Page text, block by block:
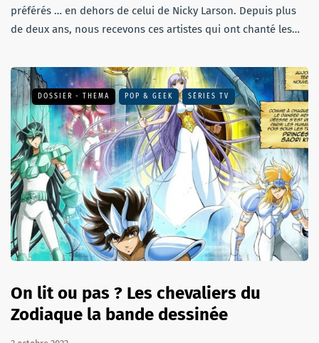
préférés … en dehors de celui de Nicky Larson. Depuis plus
de deux ans, nous recevons ces artistes qui ont chanté les…
DOSSIER - THEMA POP & GEEK SÉRIES TV
On lit ou pas ? Les chevaliers du
Zodiaque la bande dessinée